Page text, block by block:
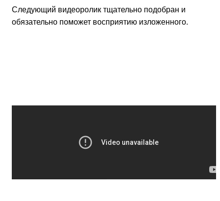
Следующий видеоролик тщательно подобран и
обязательно поможет восприятию изложенного.